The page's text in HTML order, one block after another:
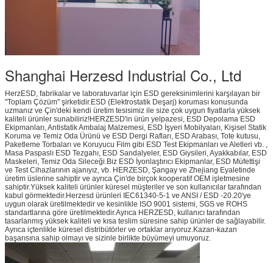
Shanghai Herzesd Industrial Co., Ltd
HerzESD, fabrikalar ve laboratuvarlar için ESD gereksinimlerini karşılayan bir
"Toplam Çözüm" şirketidir.ESD (Elektrostatik Deşarj) koruması konusunda
uzmanız ve Çin'deki kendi üretim tesisimiz ile size çok uygun fiyatlarla yüksek
kaliteli ürünler sunabiliriz!HERZESD'in ürün yelpazesi, ESD Depolama ESD
Ekipmanları, Antistatik Ambalaj Malzemesi, ESD İşyeri Mobilyaları, Kişisel Statik
Koruma ve Temiz Oda Ürünü ve ESD Dergi Rafları, ESD Arabası, Tote kutusu,
Paketleme Torbaları ve Koruyucu Film gibi ESD Test Ekipmanları ve Aletleri vb. ,
Masa Paspaslı ESD Tezgahı, ESD Sandalyeler, ESD Giysileri, Ayakkabılar, ESD
Maskeleri, Temiz Oda Sileceği.Biz ESD İyonlaştırıcı Ekipmanlar, ESD Müfettişi
ve Test Cihazlarının ajanıyız, vb. HERZESD, Şangay ve Zhejiang Eyaletinde
üretim üslerine sahiptir ve ayrıca Çin'de birçok kooperatif OEM işletmesine
sahiptir.Yüksek kaliteli ürünler küresel müşteriler ve son kullanıcılar tarafından
kabul görmektedir.Herzesd ürünleri IEC61340-5-1 ve ANSI / ESD -20.20'ye
uygun olarak üretilmektedir ve kesinlikle ISO 9001 sistemi, SGS ve ROHS
standartlarına göre üretilmektedir.Ayrıca HERZESD, kullanıcı tarafından
tasarlanmış yüksek kaliteli ve kısa teslim süresine sahip ürünler de sağlayabilir.
Ayrıca içtenlikle küresel distribütörler ve ortaklar arıyoruz.Kazan-kazan
başarısına sahip olmayı ve sizinle birlikte büyümeyi umuyoruz.